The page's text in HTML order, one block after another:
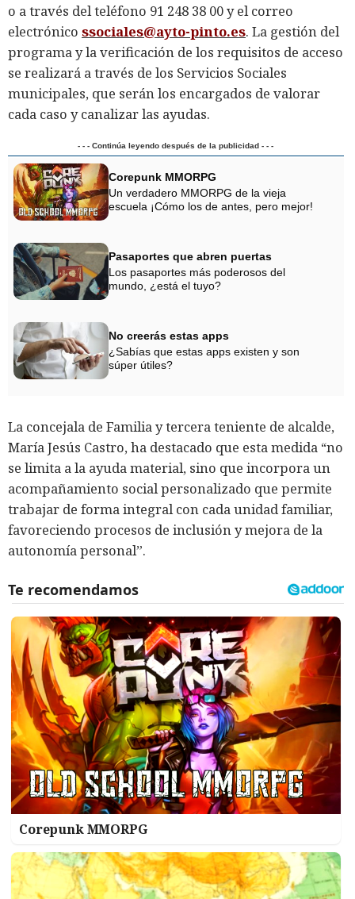
o a través del teléfono 91 248 38 00 y el correo
electrónico ssociales@ayto-pinto.es. La gestión del
programa y la verificación de los requisitos de acceso
se realizará a través de los Servicios Sociales
municipales, que serán los encargados de valorar
cada caso y canalizar las ayudas.
- - - Continúa leyendo después de la publicidad - - -
Corepunk MMORPG
Un verdadero MMORPG de la vieja
escuela ¡Cómo los de antes, pero mejor!
Pasaportes que abren puertas
Los pasaportes más poderosos del
mundo, ¿está el tuyo?
No creerás estas apps
¿Sabías que estas apps existen y son
súper útiles?
La concejala de Familia y tercera teniente de alcalde,
María Jesús Castro, ha destacado que esta medida “no
se limita a la ayuda material, sino que incorpora un
acompañamiento social personalizado que permite
trabajar de forma integral con cada unidad familiar,
favoreciendo procesos de inclusión y mejora de la
autonomía personal”.
Corepunk MMORPG